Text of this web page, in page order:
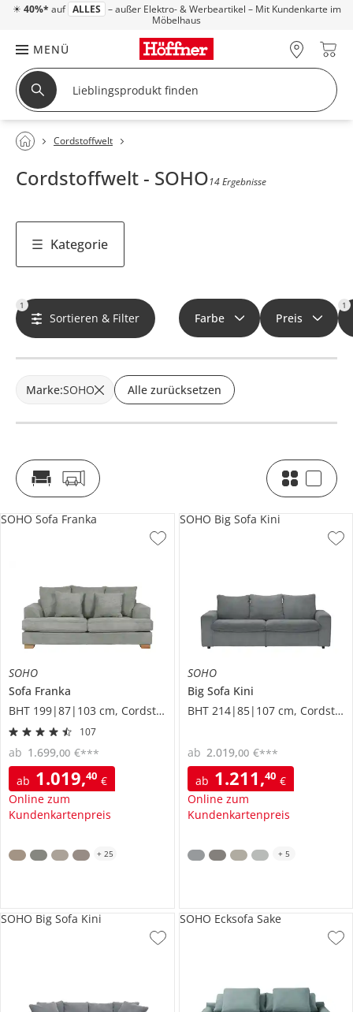
☀ 40%* auf ALLES – außer Elektro- & Werbeartikel – Mit Kundenkarte im
Möbelhaus
MENÜ
Cordstoffwelt
Cordstoffwelt - SOHO14 Ergebnisse
Kategorie
1
Sortieren & Filter Farbe Preis
1
Marke:SOHO Alle zurücksetzen
SOHO
Sofa Franka
BHT 199|87|103 cm, Cordstoff
107
ab 1.019,40 €
Online zum
Kundenkartenpreis
ab 1.699,00 €***
SOHO Sofa Franka
+ 25
SOHO
Big Sofa Kini
BHT 214|85|107 cm, Cordstoff
ab 1.211,40 €
Online zum
Kundenkartenpreis
ab 2.019,00 €***
SOHO Big Sofa Kini
+ 5
SOHO Big Sofa Kini SOHO Ecksofa Sake